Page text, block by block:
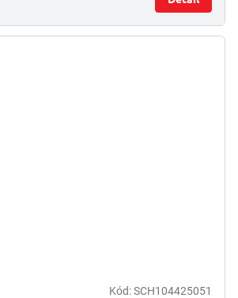
Kód:SCH104425051